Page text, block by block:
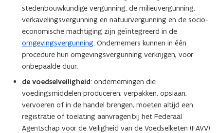
stedenbouwkundige vergunning, de milieuvergunning,
verkavelingsvergunning en natuurvergunning en de socio-
economische machtiging zijn geïntegreerd in de
omgevingsvergunning. Ondernemers kunnen in één
procedure hun omgevingsvergunning verkrijgen, voor
onbepaalde duur.
de voedselveiligheid: ondernemingen die
voedingsmiddelen produceren, verpakken, opslaan,
vervoeren of in de handel brengen, moeten altijd een
registratie of toelating aanvragen bij het Federaal
Agentschap voor de Veiligheid van de Voedselketen (FAVV)